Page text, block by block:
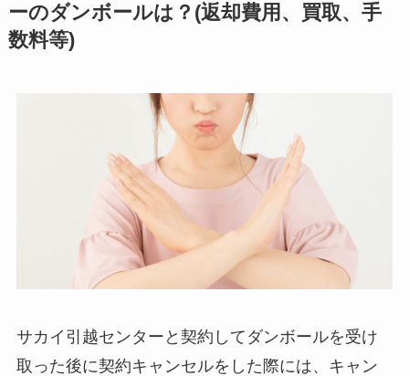
ーのダンボールは？(返却費用、買取、手
数料等)
サカイ引越センターと契約してダンボールを受け
取った後に契約キャンセルをした際には、キャン